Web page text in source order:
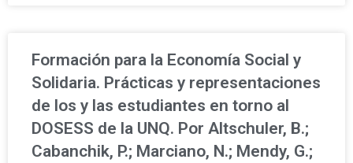
Formación para la Economía Social y
Solidaria. Prácticas y representaciones
de los y las estudiantes en torno al
DOSESS de la UNQ. Por Altschuler, B.;
Cabanchik, P.; Marciano, N.; Mendy, G.;